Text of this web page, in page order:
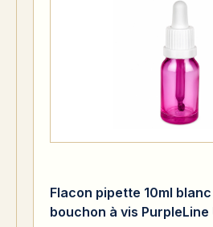
Flacon pipette 10ml
bouchon à vis PurpleLine